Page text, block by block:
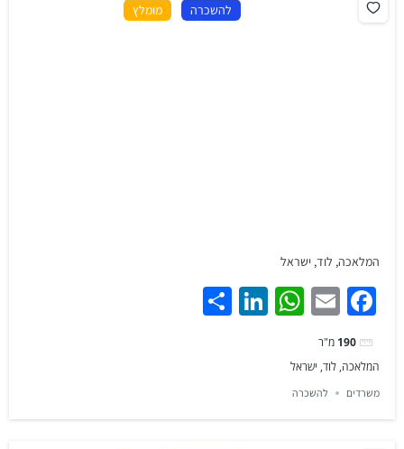
להשכרה מומלץ
המלאכה, לוד, ישראל
Facebook
Email
WhatsApp
LinkedIn
Share
190מ"ר
המלאכה, לוד, ישראל
משרדים להשכרה